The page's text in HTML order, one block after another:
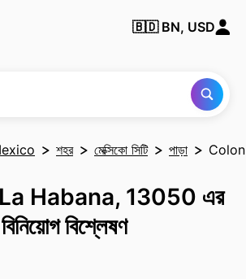
🇧🇩 BN, USD
শহর মেক্সিকো সিটি পাড়া
Habana, 13050 এর
বিনিয়োগ বিশ্লেষণ